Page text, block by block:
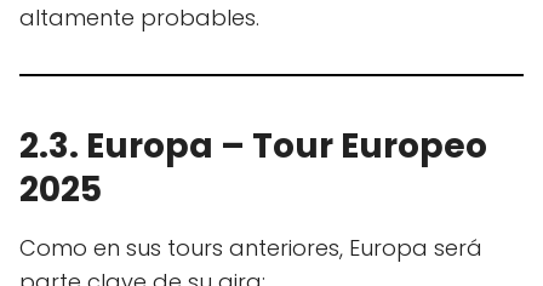
altamente probables.
2.3. Europa – Tour Europeo
2025
Como en sus tours anteriores, Europa será